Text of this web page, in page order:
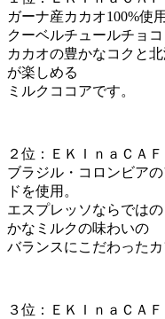
ガーナ産カカオ100%使
クーベルチュールチョ
カカオの豊かなコクと
が楽しめる
ミルクココアです。
２位：ＥＫＩｎａＣ
ブラジル・コロンビア
ドを使用。
エスプレッソならでは
かなミルクの味わいの
バランスにこだわったカ
３位：ＥＫＩｎａＣＡ